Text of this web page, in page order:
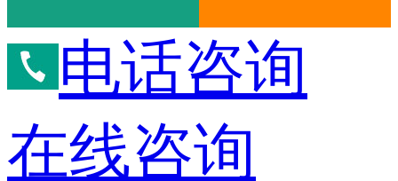
电话咨询
在线咨询